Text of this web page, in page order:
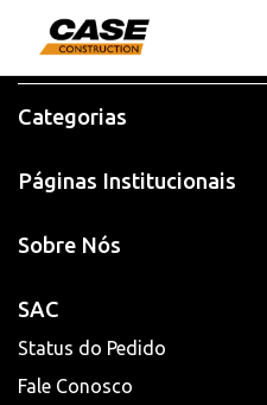
Categorias
Páginas Institucionais
Sobre Nós
SAC
Status do Pedido
Fale Conosco